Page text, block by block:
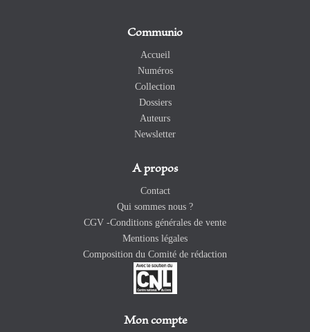
Communio
Accueil
Numéros
Collection
Dossiers
Auteurs
Newsletter
A propos
Contact
Qui sommes nous ?
CGV -Conditions générales de vente
Mentions légales
Composition du Comité de rédaction
Mon compte